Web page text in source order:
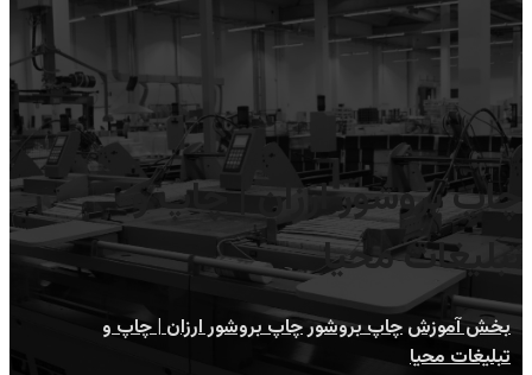
چاپ بروشور ارزان | چاپ و
تبلیغات محیا
بخش آموزش چاپ بروشورچاپ بروشور ارزان | چاپ و
تبلیغات محیا